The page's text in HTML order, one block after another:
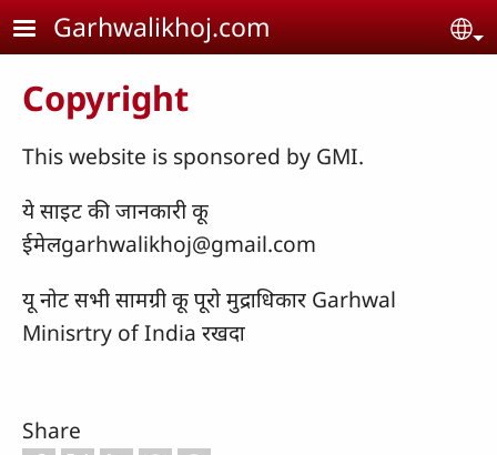
Skip to main content
Garhwalikhoj.com
Copyright
This website is sponsored by GMI.
ये साइट की जानकारी कू
ईमेलgarhwalikhoj@gmail.com
यू नोट सभी सामग्री कू पूरो मुद्राधिकार Garhwal
Minisrtry of India रखदा
Share